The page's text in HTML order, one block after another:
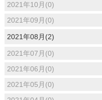
2021年10月(0)
2021年09月(0)
2021年08月(2)
2021年07月(0)
2021年06月(0)
2021年05月(0)